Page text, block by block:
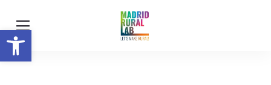
Abrir barra de herramientas